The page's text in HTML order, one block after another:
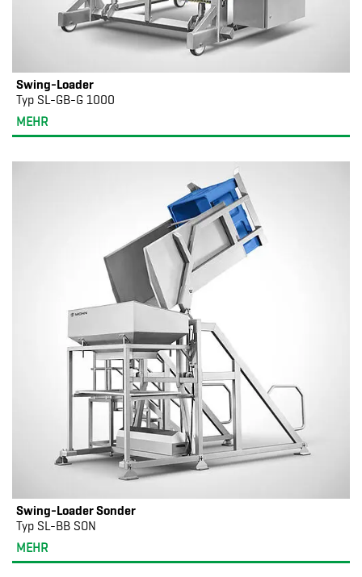
Swing-Loader
Typ SL-GB-G 1000
MEHR
Swing-Loader Sonder
Typ SL-BB SON
MEHR